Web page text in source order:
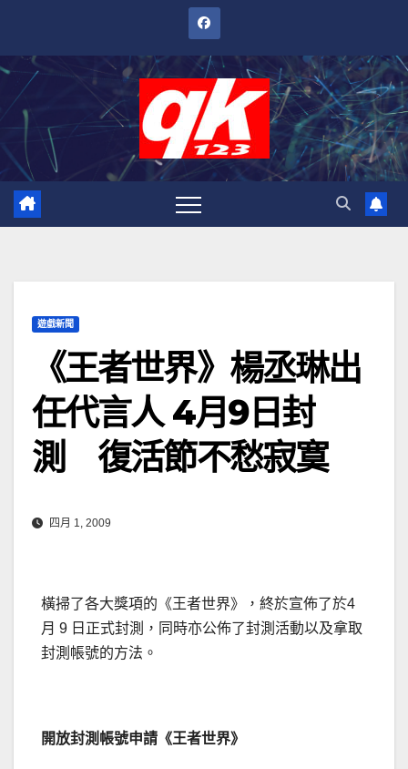
內
遊戲新聞
《王者世界》楊丞琳出
任代言人 4月9日封
測 復活節不愁寂寞
四月 1, 2009
橫掃了各大獎項的《王者世界》，終於宣佈了於4
月 9 日正式封測，同時亦公佈了封測活動以及拿取
封測帳號的方法。
開放封測帳號申請《王者世界》